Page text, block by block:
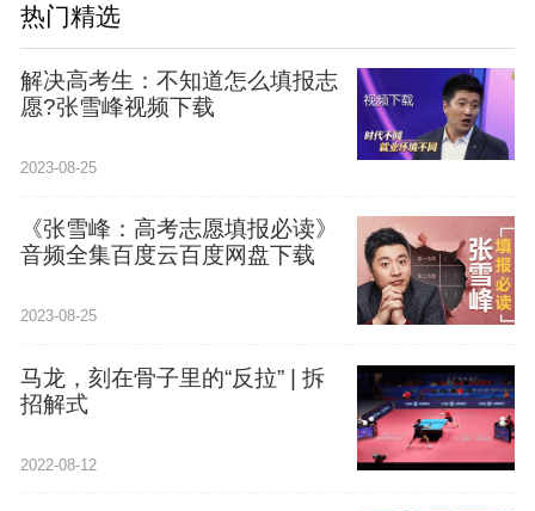
热门精选
解决高考生：不知道怎么填报志
愿?张雪峰视频下载
2023-08-25
《张雪峰：高考志愿填报必读》
音频全集百度云百度网盘下载
2023-08-25
马龙，刻在骨子里的“反拉” | 拆
招解式
2022-08-12